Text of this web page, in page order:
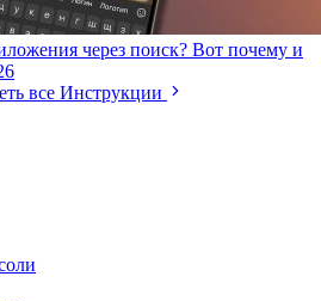
через поиск? Вот почему и
все Инструкции